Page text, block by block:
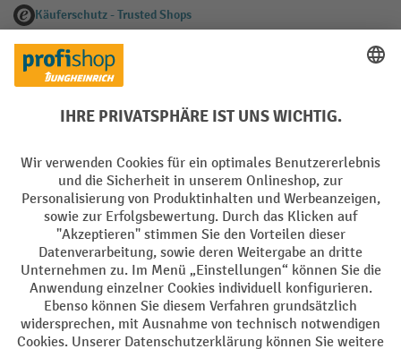
Käuferschutz - Trusted Shops
Zahlungsarten
Creditcard (Master)Creditcard (Visa)
EPS
PayPal Rechnung Vorkasse
Soziale Netzwerke
Facebook
YouTube
LinkedIn
Instagram
AGB Impressum Datenschutz